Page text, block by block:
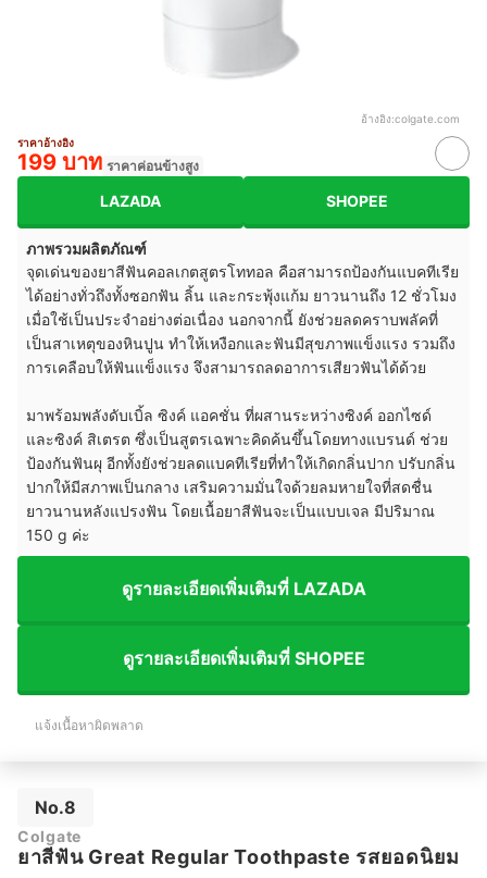
อ้างอิง:colgate.com
ราคาอ้างอิง
199 บาท ราคาค่อนข้างสูง
LAZADA SHOPEE
ภาพรวมผลิตภัณฑ์
จุดเด่นของยาสีฟันคอลเกตสูตรโททอล คือสามารถป้องกันแบคทีเรีย
ได้อย่างทั่วถึงทั้งซอกฟัน ลิ้น และกระพุ้งแก้ม ยาวนานถึง 12 ชั่วโมง
เมื่อใช้เป็นประจำอย่างต่อเนื่อง นอกจากนี้ ยังช่วยลดคราบพลัคที่
เป็นสาเหตุของหินปูน ทำให้เหงือกและฟันมีสุขภาพแข็งแรง รวมถึง
การเคลือบให้ฟันแข็งแรง จึงสามารถลดอาการเสียวฟันได้ด้วย
มาพร้อมพลังดับเบิ้ล ซิงค์ แอคชั่น ที่ผสานระหว่างซิงค์ ออกไซด์
และซิงค์ สิเตรต ซึ่งเป็นสูตรเฉพาะคิดค้นขึ้นโดยทางแบรนด์ ช่วย
ป้องกันฟันผุ อีกทั้งยังช่วยลดแบคทีเรียที่ทำให้เกิดกลิ่นปาก ปรับกลิ่น
ปากให้มีสภาพเป็นกลาง เสริมความมั่นใจด้วยลมหายใจที่สดชื่น
ยาวนานหลังแปรงฟัน โดยเนื้อยาสีฟันจะเป็นแบบเจล มีปริมาณ
150 g ค่ะ
ดูรายละเอียดเพิ่มเติมที่ LAZADA
ดูรายละเอียดเพิ่มเติมที่ SHOPEE
แจ้งเนื้อหาผิดพลาด
No.8
Colgate
ยาสีฟัน Great Regular Toothpaste รสยอดนิยม